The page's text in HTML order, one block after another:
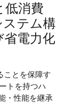
低消費
テム構
電力化
ことを保障す
トを持つハ
・性能を継承